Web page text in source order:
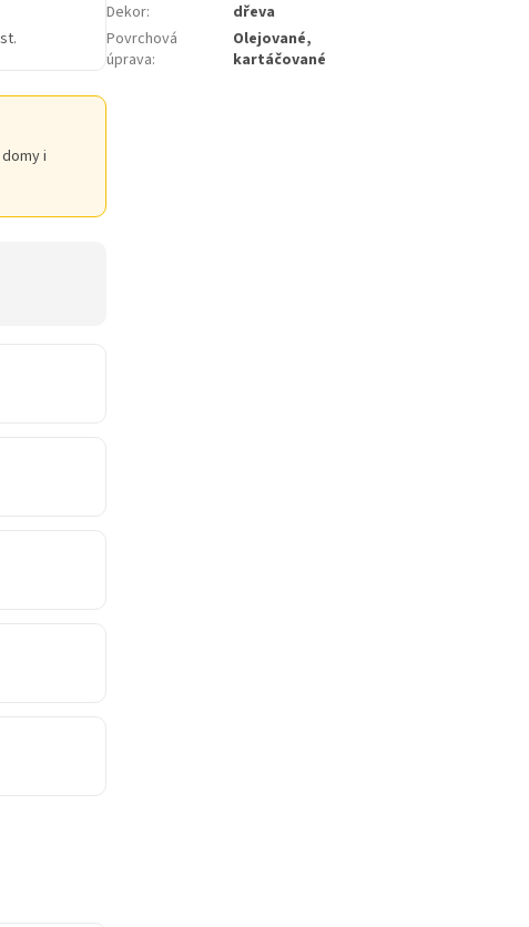
i
Dekor:
dřeva
Povrchová
úprava:
Olejované,
kartáčované